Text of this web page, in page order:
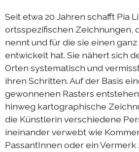
Austausch Berlin-Die 2022
Austausch Die-Berlin 2022
Sommerprogramm 2022
DIEresidenzEXTRA 2022
Austausch Die-Berlin 2021
DIEresidenz hors les murs
Sommerprogramm 2021
Seit etwa 20 Jahren schafft Pia
ortsspezifischen Zeichnungen,
nennt und für die sie einen
entwickelt hat. Sie nähert sich
Orten systematisch und
ihren Schritten. Auf der Basis
gewonnenen Rasters
hinweg kartographische
die Künstlerin verschiedene
ineinander verwebt wie
PassantInnen oder ein Vermerk